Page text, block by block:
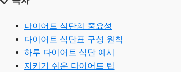
다이어트 식단의 중요성
다이어트 식단표 구성 원칙
하루 다이어트 식단 예시
지키기 쉬운 다이어트 팁